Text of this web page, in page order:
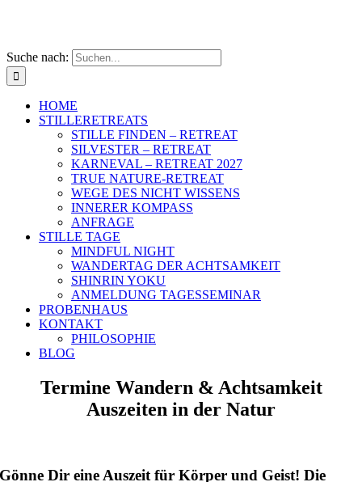
Suche nach:
HOME
STILLERETREATS
STILLE FINDEN – RETREAT
SILVESTER – RETREAT
KARNEVAL – RETREAT 2027
TRUE NATURE-RETREAT
WEGE DES NICHT WISSENS
INNERER KOMPASS
ANFRAGE
STILLE TAGE
MINDFUL NIGHT
WANDERTAG DER ACHTSAMKEIT
SHINRIN YOKU
ANMELDUNG TAGESSEMINAR
PROBENHAUS
KONTAKT
PHILOSOPHIE
BLOG
Termine Wandern & Achtsamkeit
Auszeiten in der Natur
Gönne Dir eine Auszeit für Körper und Geist! Die